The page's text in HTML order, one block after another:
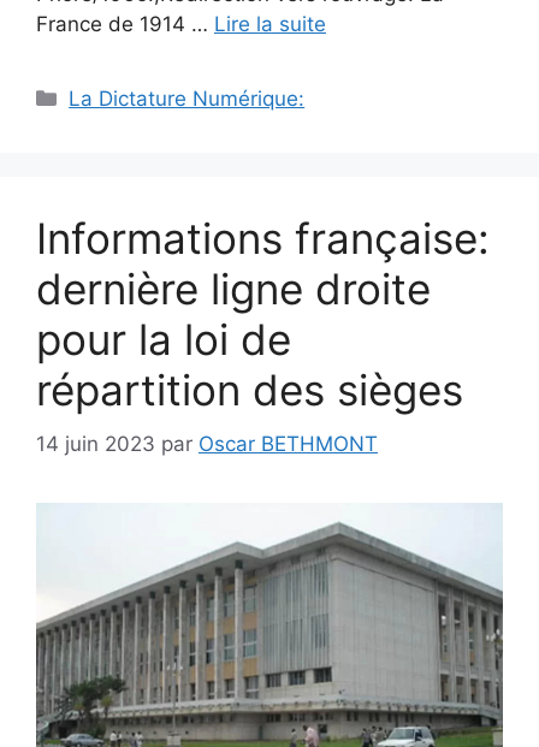
France de 1914 … Lire la suite
Catégories
La Dictature Numérique:
Informations française:
dernière ligne droite
pour la loi de
répartition des sièges
14 juin 2023 par Oscar BETHMONT